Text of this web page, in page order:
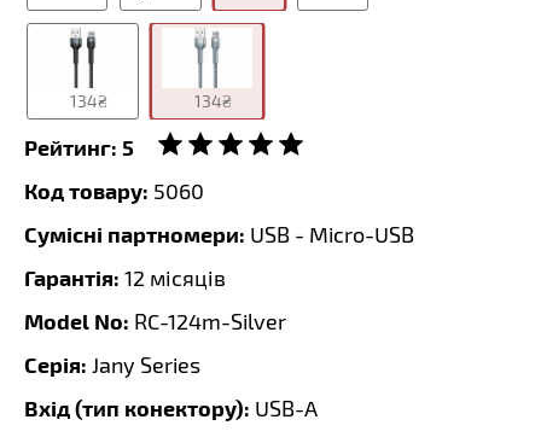
134₴ 134₴
Рейтинг: 5
Код товару: 5060
Сумісні партномери: USB - Micro-USB
Гарантія: 12 місяців
Model No: RC-124m-Silver
Серія: Jany Series
Вхід (тип конектору): USB-A